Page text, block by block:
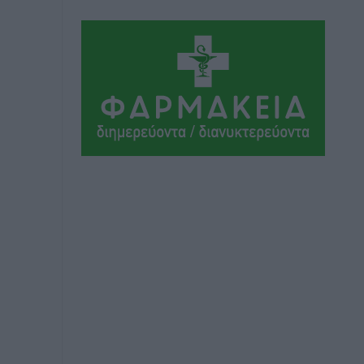
προόδου η ίδρυση Ακαδημίας
πριν 3 ώρες
Ιππότες: Με το βλέμμα στραμμένο στο
μέλλον
Αθλητικά• πριν 3 ώρες